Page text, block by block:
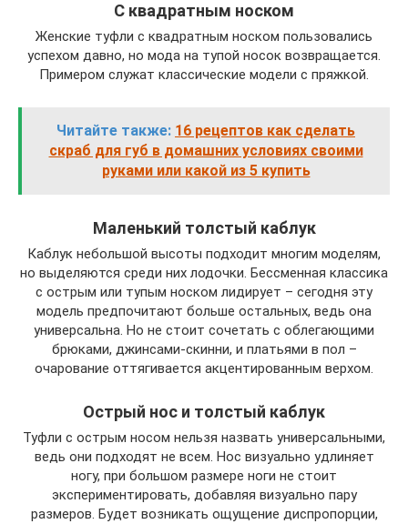
С квадратным носком
Женские туфли с квадратным носком пользовались
успехом давно, но мода на тупой носок возвращается.
Примером служат классические модели с пряжкой.
Читайте также: 16 рецептов как сделать
скраб для губ в домашних условиях своими
руками или какой из 5 купить
Маленький толстый каблук
Каблук небольшой высоты подходит многим моделям,
но выделяются среди них лодочки. Бессменная классика
с острым или тупым носком лидирует – сегодня эту
модель предпочитают больше остальных, ведь она
универсальна. Но не стоит сочетать с облегающими
брюками, джинсами-скинни, и платьями в пол –
очарование оттягивается акцентированным верхом.
Острый нос и толстый каблук
Туфли с острым носом нельзя назвать универсальными,
ведь они подходят не всем. Нос визуально удлиняет
ногу, при большом размере ноги не стоит
экспериментировать, добавляя визуально пару
размеров. Будет возникать ощущение диспропорции,